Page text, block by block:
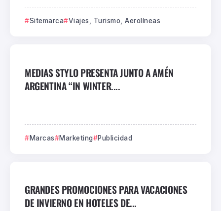
Sitemarca Viajes, Turismo, Aerolíneas
MEDIAS STYLO PRESENTA JUNTO A AMÉN
ARGENTINA “IN WINTER....
Marcas Marketing Publicidad
GRANDES PROMOCIONES PARA VACACIONES
DE INVIERNO EN HOTELES DE...